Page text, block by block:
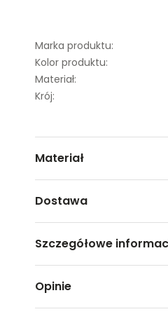
Marka produktu:
Kolor produktu:
Materiał:
Krój:
Materiał
Dostawa
Metody dostawy:
Sklep stacjonarny -
Szczegółowe
Kod produktu:
Marka:
Opinie